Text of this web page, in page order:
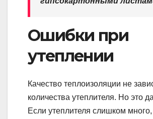
Ошибки при
утеплении
Качество теплоизоляции не
количества утеплителя. Но это
Если утеплителя слишком